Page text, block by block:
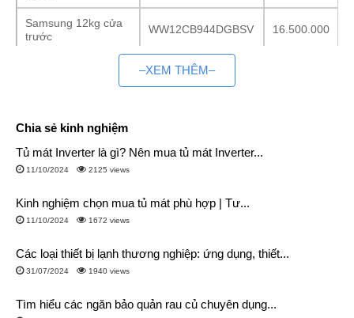
Samsung 12kg cửa
trước
WW12CB944DGBSV 16.500.000
WD12BB944DGHSV
Máy giặt Samsung 12kg có khả năng giặt tối đa trong một lần
cho lượng quần áo từ 70 – 80% khối lượng giặt để nâng cao
hiệu quả giặt giũ và tăng tuổi thọ cho máy giặt, tức là nên giặt ít
Máy giặt Samsung 12kg là lựa chọn phù hợp cho gia đình từ 6
– 7 thành viên hoặc dùng cho mục đích kinh doanh giặt ủi.
–XEM THÊM–
Chia sẻ kinh nghiệm
Tủ mát Inverter là gì? Nên mua tủ mát Inverter...
11/10/2024 2125 views
Kinh nghiệm chọn mua tủ mát phù hợp | Tư...
11/10/2024 1672 views
Các loại thiết bị lạnh thương nghiệp: ứng dụng, thiết...
31/07/2024 1940 views
Tìm hiểu các ngăn bảo quản rau củ chuyên dụng...